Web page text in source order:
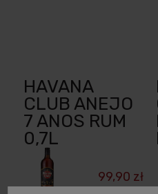
HAVANA
CLUB ANEJO
7 ANOS RUM
0,7L
99,90 zł